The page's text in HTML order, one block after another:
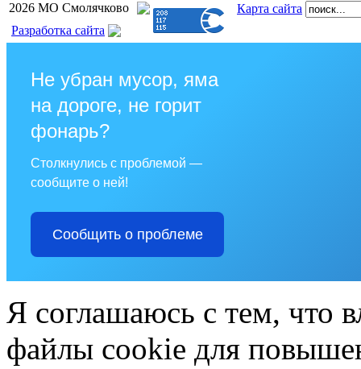
2026 МО Смолячково
Карта сайта
Разработка сайта
Не убран мусор, яма
на дороге, не горит
фонарь?
Столкнулись с проблемой —
сообщите о ней!
Сообщить о проблеме
Я соглашаюсь с тем, что
файлы cookie для